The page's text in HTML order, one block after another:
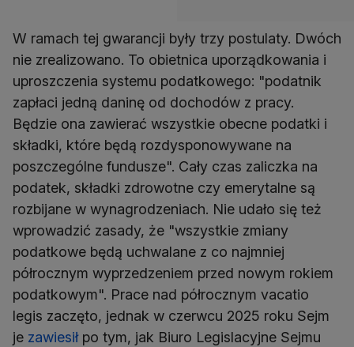
W ramach tej gwarancji były trzy postulaty. Dwóch
nie zrealizowano. To obietnica uporządkowania i
uproszczenia systemu podatkowego: "podatnik
zapłaci jedną daninę od dochodów z pracy.
Będzie ona zawierać wszystkie obecne podatki i
składki, które będą rozdysponowywane na
poszczególne fundusze". Cały czas zaliczka na
podatek, składki zdrowotne czy emerytalne są
rozbijane w wynagrodzeniach. Nie udało się też
wprowadzić zasady, że "wszystkie zmiany
podatkowe będą uchwalane z co najmniej
półrocznym wyprzedzeniem przed nowym rokiem
podatkowym". Prace nad półrocznym vacatio
legis zaczęto, jednak w czerwcu 2025 roku Sejm
je zawiesiłpo tym, jak Biuro Legislacyjne Sejmu